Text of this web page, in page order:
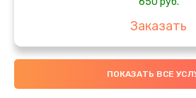
Заказать
Замена
4000 руб.
ПОКАЗАТЬ ВСЕ